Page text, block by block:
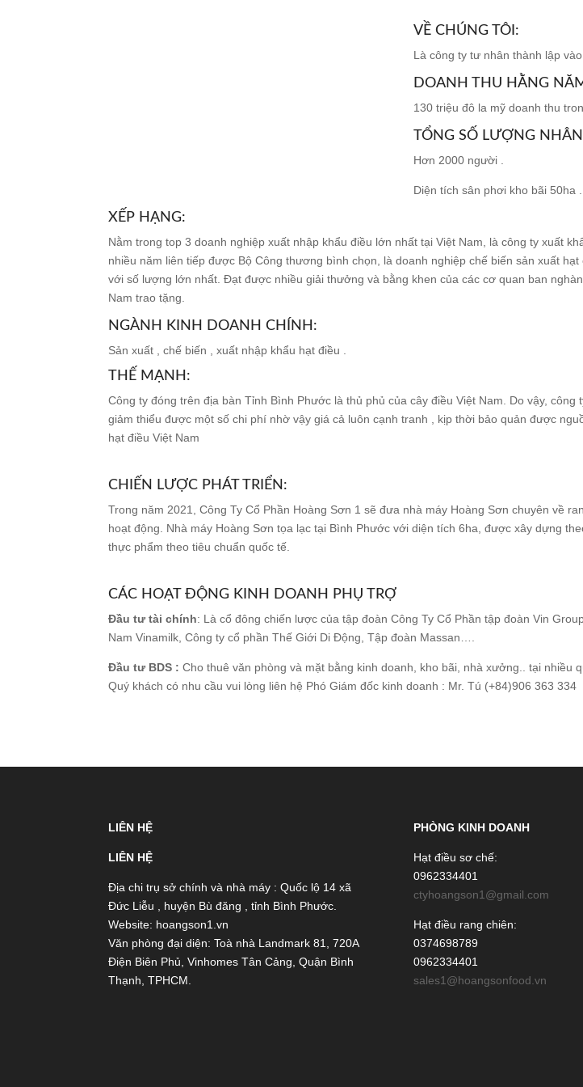
VỀ CHÚNG TÔI:
Là công ty tư nhân thành lập
DOANH THU HẰNG
130 triệu đô la mỹ doanh thu
TỔNG SỐ LƯỢNG
Hơn 2000 người .
Diện tích sân phơi kho bãi 50ha .
XẾP HẠNG:
Nằm trong top 3 doanh nghiệp xuất nhập khẩu điều lớn nhất tại Việt Nam, là công ty xuất
nhiều năm liên tiếp được Bộ Công thương bình chọn, là doanh nghiệp chế biến sản xuất hạt
với số lượng lớn nhất. Đạt được nhiều giải thưởng và bằng khen của các cơ quan ban
Nam trao tặng.
NGÀNH KINH DOANH CHÍNH:
Sản xuất , chế biến , xuất nhập khẩu hạt điều .
THẾ MẠNH:
Công ty đóng trên địa bàn Tỉnh Bình Phước là thủ phủ của cây điều Việt Nam. Do vậy,
giảm thiểu được một số chi phí nhờ vậy giá cả luôn cạnh tranh , kịp thời bảo quản được
hạt điều Việt Nam
CHIẾN LƯỢC PHÁT TRIỂN:
​​Trong năm 2021, Công Ty Cổ Phần Hoàng Sơn 1 sẽ đưa nhà máy Hoàng Sơn chuyên về
hoạt động. Nhà máy Hoàng Sơn tọa lạc tại Bình Phước với diện tích 6ha, được xây dựng
thực phẩm theo tiêu chuẩn quốc tế.
CÁC HOẠT ĐỘNG KINH DOANH PHỤ TRỢ
Đầu tư tài chính: Là cổ đông chiến lược của tập đoàn Công Ty Cổ Phần tập đoàn Vin
Nam Vinamilk, Công ty cổ phần Thế Giới Di Động, Tập đoàn Massan….
Đầu tư BDS :Cho thuê văn phòng và mặt bằng kinh doanh, kho bãi, nhà xưởng.. tại nhiều
Quý khách có nhu cầu vui lòng liên hệ Phó Giám đốc kinh doanh : Mr. Tú (+84)906 363 334
LIÊN HỆ
LIÊN HỆ
Địa chi trụ sở chính và nhà máy : Quốc lộ 14 xã
Đức Liễu , huyện Bù đăng , tỉnh Bình Phước.
Website: hoangson1.vn
Văn phòng đại diện: Toà nhà Landmark 81, 720A
Điện Biên Phủ, Vinhomes Tân Cảng, Quận Bình
Thạnh, TPHCM.
PHÒNG KINH DOANH
Hạt điều sơ chế:
0962334401
ctyhoangson1@gmail.com
Hạt điều rang chiên:
0374698789
0962334401
sales1@hoangsonfood.vn